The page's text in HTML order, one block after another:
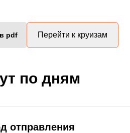
pdf Перейти к круизам
по дням
отправления